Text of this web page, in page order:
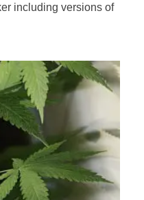
including versions of